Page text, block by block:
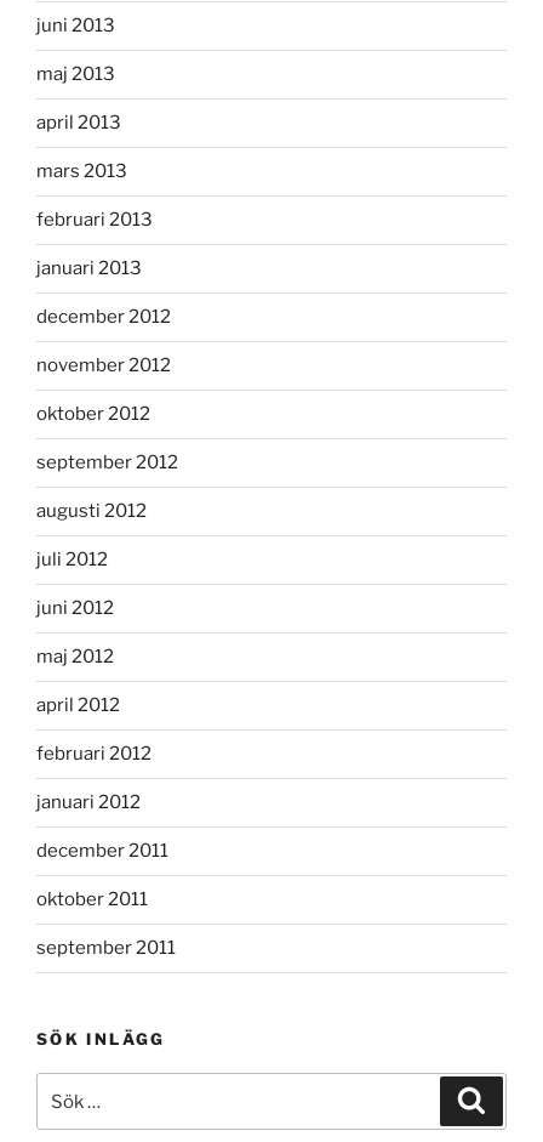
juni 2013
maj 2013
april 2013
mars 2013
februari 2013
januari 2013
december 2012
november 2012
oktober 2012
september 2012
augusti 2012
juli 2012
juni 2012
maj 2012
april 2012
februari 2012
januari 2012
december 2011
oktober 2011
september 2011
SÖK INLÄGG
efter: